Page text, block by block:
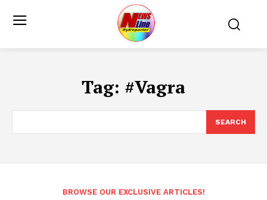
Tag: #Vagra
SEARCH
BROWSE OUR EXCLUSIVE ARTICLES!